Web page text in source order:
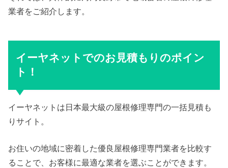
業者をご紹介します。
イーヤネットでのお見積もりのポイン
ト！
イーヤネットは日本最大級の屋根修理専門の一括見積も
りサイト。
お住いの地域に密着した優良屋根修理専門業者を比較す
ることで、お客様に最適な業者を選ぶことができます。